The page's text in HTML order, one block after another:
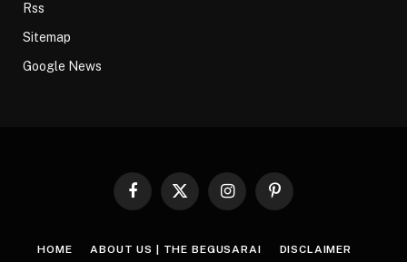
Rss
Sitemap
Google News
Facebook
X
InstagramPinterest
HOME ABOUT US | THE BEGUSARAI DISCLAIMER